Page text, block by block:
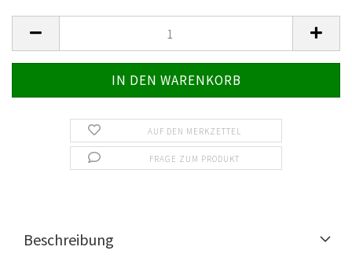
AUF DEN MERKZETTEL
FRAGE ZUM PRODUKT
Beschreibung